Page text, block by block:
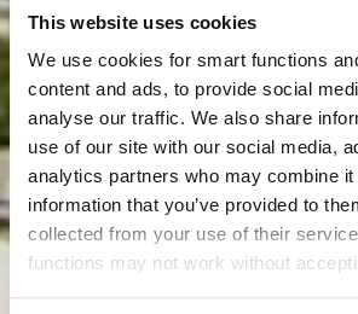
This website uses cookies
We use cookies for smart functions
content and ads, to provide social
analyse our traffic. We also share
use of our site with our social media,
analytics partners who may combine
information that you’ve provided to
collected from your use of their
functions may not work without